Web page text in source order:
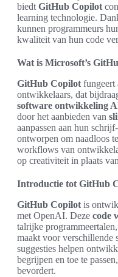
biedt GitHub Copilot
learning technologie.
kunnen programmeurs
kwaliteit van hun code
Wat is Microsoft’s
GitHub Copilot fungeert
ontwikkelaars, dat
software ontwikkeling
door het aanbieden van
aanpassen aan hun
ontworpen om naadloos
workflows van
op creativiteit in plaats
Introductie tot GitHub
GitHub Copilot is
met OpenAI. Deze code
talrijke
maakt voor verschillende
suggesties helpen
begrijpen en toe te
bevordert.